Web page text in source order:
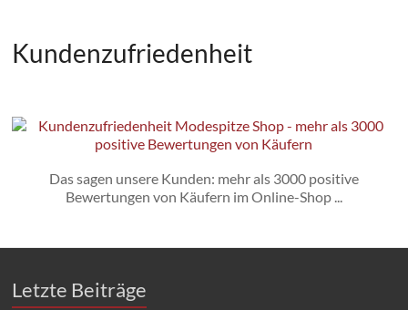
Kundenzufriedenheit
Das sagen unsere Kunden: mehr als 3000 positive
Bewertungen von Käufern im Online-Shop ...
Letzte Beiträge